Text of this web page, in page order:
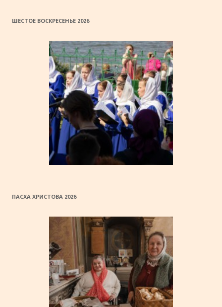
ШЕСТОЕ ВОСКРЕСЕНЬЕ 2026
ПАСХА ХРИСТОВА 2026